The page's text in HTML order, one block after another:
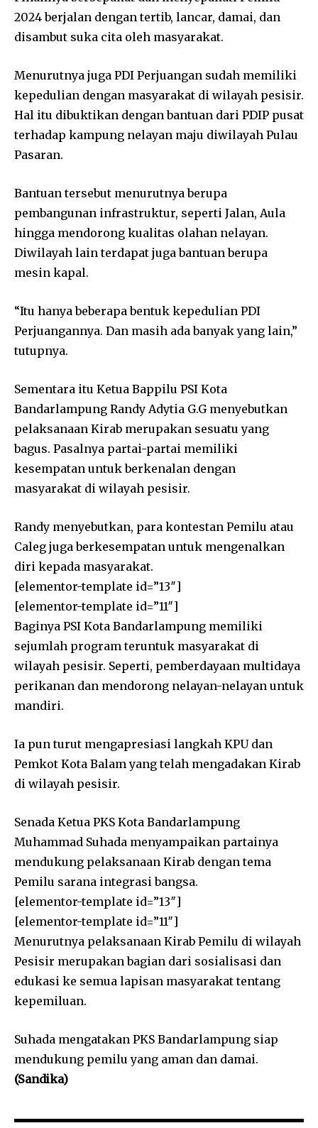
2024 berjalan dengan tertib, lancar, damai, dan
disambut suka cita oleh masyarakat.
Menurutnya juga PDI Perjuangan sudah memiliki
kepedulian dengan masyarakat di wilayah pesisir.
Hal itu dibuktikan dengan bantuan dari PDIP pusat
terhadap kampung nelayan maju diwilayah Pulau
Pasaran.
Bantuan tersebut menurutnya berupa
pembangunan infrastruktur, seperti Jalan, Aula
hingga mendorong kualitas olahan nelayan.
Diwilayah lain terdapat juga bantuan berupa
mesin kapal.
“Itu hanya beberapa bentuk kepedulian PDI
Perjuangannya. Dan masih ada banyak yang lain,”
tutupnya.
Sementara itu Ketua Bappilu PSI Kota
Bandarlampung Randy Adytia G.G menyebutkan
pelaksanaan Kirab merupakan sesuatu yang
bagus. Pasalnya partai-partai memiliki
kesempatan untuk berkenalan dengan
masyarakat di wilayah pesisir.
Randy menyebutkan, para kontestan Pemilu atau
Caleg juga berkesempatan untuk mengenalkan
diri kepada masyarakat.
[elementor-template id=”13″]
[elementor-template id=”11″]
Baginya PSI Kota Bandarlampung memiliki
sejumlah program teruntuk masyarakat di
wilayah pesisir. Seperti, pemberdayaan multidaya
perikanan dan mendorong nelayan-nelayan untuk
mandiri.
Ia pun turut mengapresiasi langkah KPU dan
Pemkot Kota Balam yang telah mengadakan Kirab
di wilayah pesisir.
Senada Ketua PKS Kota Bandarlampung
Muhammad Suhada menyampaikan partainya
mendukung pelaksanaan Kirab dengan tema
Pemilu sarana integrasi bangsa.
[elementor-template id=”13″]
[elementor-template id=”11″]
Menurutnya pelaksanaan Kirab Pemilu di wilayah
Pesisir merupakan bagian dari sosialisasi dan
edukasi ke semua lapisan masyarakat tentang
kepemiluan.
Suhada mengatakan PKS Bandarlampung siap
mendukung pemilu yang aman dan damai.
(Sandika)